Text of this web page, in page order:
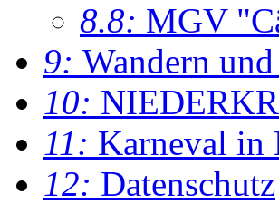
8.8: MGV
9: Wandern
10:
11: Karneval in
12: Datenschutz